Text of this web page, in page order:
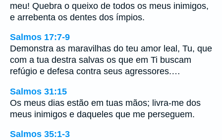
meu! Quebra o queixo de todos os meus inimigos,
e arrebenta os dentes dos ímpios.
Salmos 17:7-9
Demonstra as maravilhas do teu amor leal, Tu, que
com a tua destra salvas os que em Ti buscam
refúgio e defesa contra seus agressores.…
Salmos 31:15
Os meus dias estão em tuas mãos; livra-me dos
meus inimigos e daqueles que me perseguem.
Salmos 35:1-3